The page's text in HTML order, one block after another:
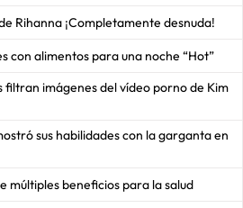
Rihanna ¡Completamente desnuda!
con alimentos para una noche “Hot”
filtran imágenes del vídeo porno de Kim
sus habilidades con la garganta en
múltiples beneficios para la salud